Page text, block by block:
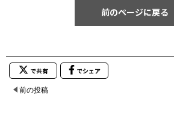
前のページに戻る
で共有 でシェア
前の投稿